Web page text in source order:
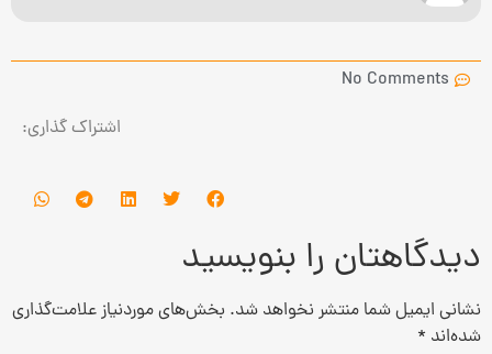
No Comments
اشتراک گذاری:
دیدگاهتان را بنویسید
نشانی ایمیل شما منتشر نخواهد شد. بخش‌های موردنیاز علامت‌گذاری
شده‌اند *